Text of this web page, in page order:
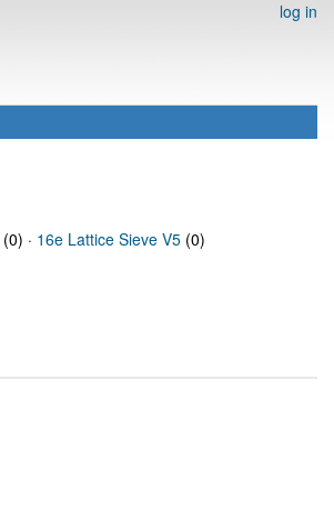
log in
(0) · 16e Lattice Sieve V5 (0)